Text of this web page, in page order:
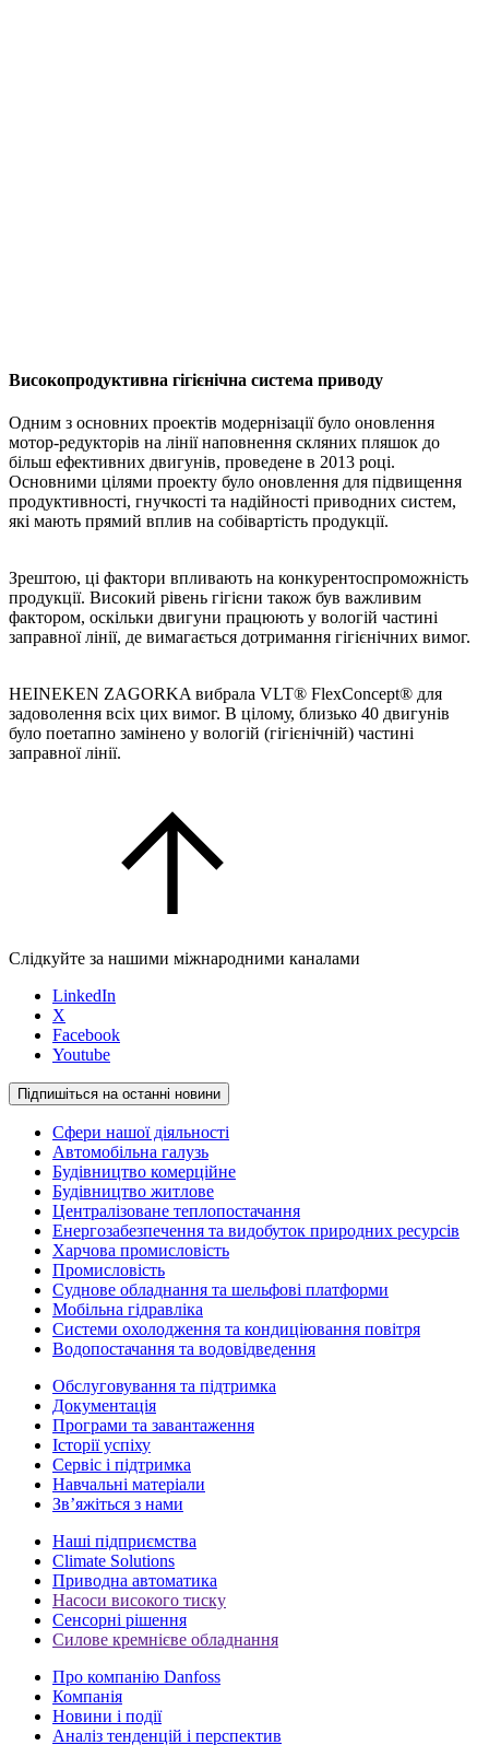
Високопродуктивна гігієнічна система приводу
Одним з основних проектів модернізації було оновлення
мотор-редукторів на лінії наповнення скляних пляшок до
більш ефективних двигунів, проведене в 2013 році.
Основними цілями проекту було оновлення для підвищення
продуктивності, гнучкості та надійності приводних систем,
які мають прямий вплив на собівартість продукції.
Зрештою, ці фактори впливають на конкурентоспроможність
продукції. Високий рівень гігієни також був важливим
фактором, оскільки двигуни працюють у вологій частині
заправної лінії, де вимагається дотримання гігієнічних вимог.
HEINEKEN ZAGORKA вибрала VLT® FlexConcept® для
задоволення всіх цих вимог. В цілому, близько 40 двигунів
було поетапно замінено у вологій (гігієнічній) частині
заправної лінії.
Слідкуйте за нашими міжнародними каналами
LinkedIn
X
Facebook
Youtube
Підпишіться на останні новини
Сфери нашої діяльності
Автомобільна галузь
Будівництво комерційне
Будівництво житлове
Централізоване теплопостачання
Енергозабезпечення та видобуток природних ресурсів
Харчова промисловість
Промисловість
Суднове обладнання та шельфові платформи
Мобільна гідравліка
Системи охолодження та кондиціювання повітря
Водопостачання та водовідведення
Обслуговування та підтримка
Документація
Програми та завантаження
Історії успіху
Сервіс і підтримка
Навчальні матеріали
Зв’яжіться з нами
Наші підприємства
Climate Solutions
Приводна автоматика
Насоси високого тиску
Сенсорні рішення
Силове кремнієве обладнання
Про компанію Danfoss
Компанія
Новини і події
Аналіз тенденцій і перспектив